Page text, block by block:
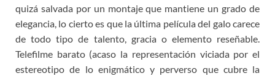
quizá salvada por un montaje que mantiene un grado de
elegancia, lo cierto es que la última película del galo carece
de todo tipo de talento, gracia o elemento reseñable.
Telefilme barato (acaso la representación viciada por el
estereotipo de lo enigmático y perverso que cubre la